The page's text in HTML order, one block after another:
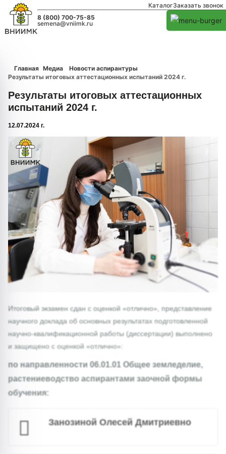
КаталогЗаказать звонок
8 (800) 700-75-85
semena@vniimk.ru
Главная Медиа
Новости аспирантуры
Результаты итоговых аттестационных испытаний 2024 г.
Результаты итоговых аттестационных
испытаний 2024 г.
12.07.2024 г.
1/0
Итоговый экзамен сдан с оценкой «отлично», представление
научного доклада об основных результатах подготовленной
научно-квалификационной работы (диссертации) выполнено
и защищено с оценкой «отлично»:
по направленности 06.01.01 Общее земледелие,
растениеводство аспирантами заочной формы
обучения:
Занозиной Олесей Дмитриевно